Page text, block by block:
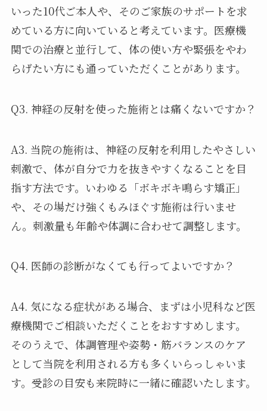
いった10代ご本人や、そのご家族のサポートを求
めている方に向いていると考えています。医療機
関での治療と並行して、体の使い方や緊張をやわ
らげたい方にも通っていただくことがあります。
Q3. 神経の反射を使った施術とは痛くないですか？
A3. 当院の施術は、神経の反射を利用したやさしい
刺激で、体が自分で力を抜きやすくなることを目
指す方法です。いわゆる「ボキボキ鳴らす矯正」
や、その場だけ強くもみほぐす施術は行いませ
ん。刺激量も年齢や体調に合わせて調整します。
Q4. 医師の診断がなくても行ってよいですか？
A4. 気になる症状がある場合、まずは小児科など医
療機関でご相談いただくことをおすすめします。
そのうえで、体調管理や姿勢・筋バランスのケア
として当院を利用される方も多くいらっしゃいま
す。受診の目安も来院時に一緒に確認いたします。